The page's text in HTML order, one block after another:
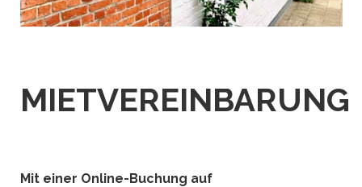
MIETVEREINBARUNG
Mit einer Online-Buchung auf